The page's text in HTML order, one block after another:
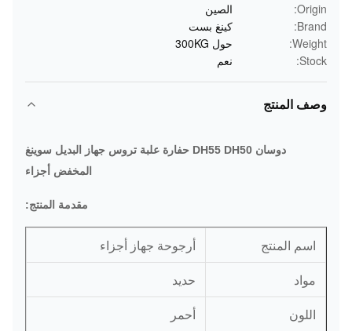
Origin:
الصين
Brand:
كينغ بست
Weight:
حول 300KG
Stock:
نعم
وصف المنتج
دوسان DH55 DH50 حفارة علبة تروس جهاز البديل سوينغ
المخفض أجزاء
مقدمة المنتج:
اسم المنتج
أرجوحة جهاز أجزاء
مواد
حديد
اللون
أحمر